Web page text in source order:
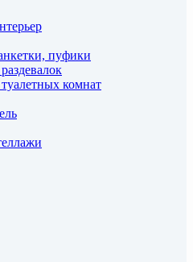
пуфики
комнат